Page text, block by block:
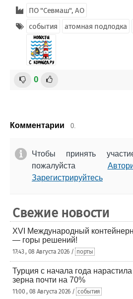
ПО "Севмаш", АО
события
атомная подлодка
0
Комментарии 0.
Чтобы принять
пожалуйста
Зарегистрируйтесь
Свежие новости
XVI Международный
— горы решений!
17:43 , 08 Августа 2026 / порты
Турция с начала года
зерна почти на 70%
11:00 , 08 Августа 2026 / события